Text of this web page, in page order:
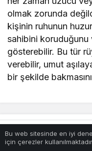
olmak zorunda
kişinin ruhunun
sahibini
gösterebilir. Bu tür
verebilir, umut
bir şekilde
Bu web sitesinde en iyi
için çerezler
Anasayfa Akış